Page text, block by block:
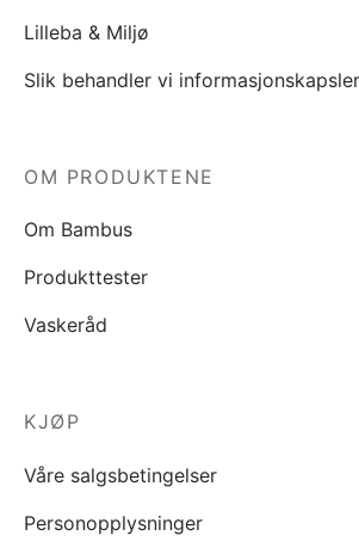
Lilleba & Miljø
Slik behandler vi informasjonskapsler
OM PRODUKTENE
Om Bambus
Produkttester
Vaskeråd
KJØP
Våre salgsbetingelser
Personopplysninger